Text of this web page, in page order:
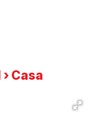
Casa